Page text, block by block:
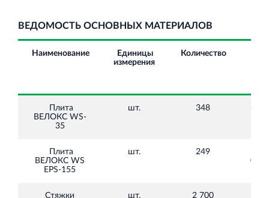
ВЕДОМОСТЬ ОСНОВНЫХ МАТЕРИАЛОВ
Наименование
Единицы
измерения
Количество
Плита
ВЕЛОКС WS-
35
шт. 348
Плита
ВЕЛОКС WS
EPS-155
шт. 249
Стяжки
шт. 2 700